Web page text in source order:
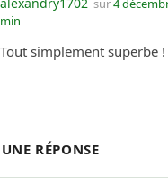
sur4
min
Tout simplement superbe !
RÉPONSE